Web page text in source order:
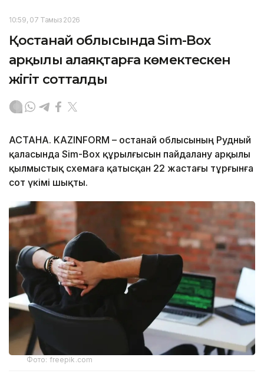
10:59, 07 Тамыз 2026
Қостанай облысында Sim-Box
арқылы алаяқтарға көмектескен
жігіт сотталды
АСТАНА. KAZINFORM – Қостанай облысының Рудный
қаласында Sim-Box құрылғысын пайдалану арқылы
қылмыстық схемаға қатысқан 22 жастағы тұрғынға
сот үкімі шықты.
Фото: freepik.com